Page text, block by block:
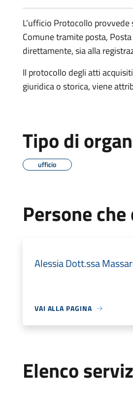
L’ufficio Protocollo
Comune tramite posta,
direttamente, sia alla
Il protocollo degli atti
giuridica o storica, viene
Tipo di
ufficio
Persone
Alessia Dott.ssa
VAI ALLA PAGINA
Elenco